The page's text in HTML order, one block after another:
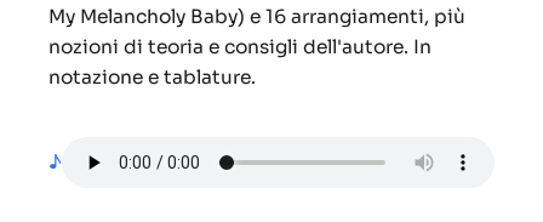
My Melancholy Baby) e 16 arrangiamenti, più
nozioni di teoria e consigli dell'autore. In
notazione e tablature.
♪